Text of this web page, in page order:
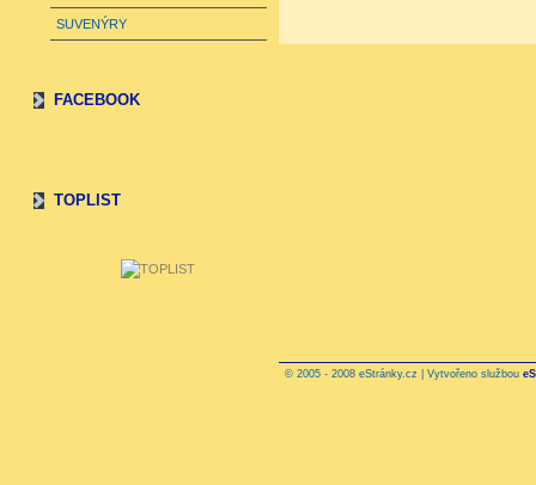
SUVENÝRY
FACEBOOK
TOPLIST
© 2005 - 2008 eStránky.cz | Vytvořeno službou